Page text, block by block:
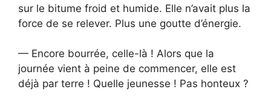
sur le bitume froid et humide. Elle n’avait plus la
force de se relever. Plus une goutte d’énergie.
— Encore bourrée, celle-là ! Alors que la
journée vient à peine de commencer, elle est
déjà par terre ! Quelle jeunesse ! Pas honteux ?